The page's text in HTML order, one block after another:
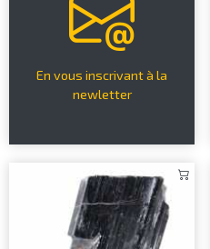
En vous inscrivant à la
newletter